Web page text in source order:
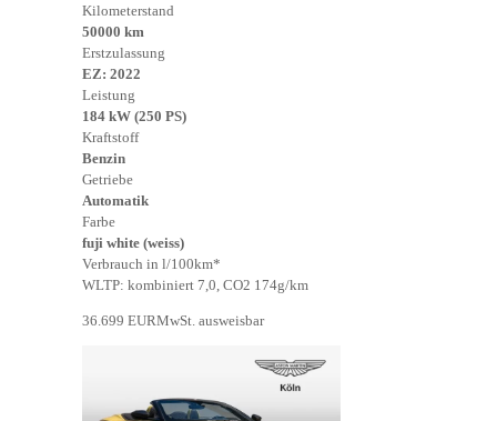
Kilometerstand
50000 km
Erstzulassung
EZ: 2022
Leistung
184 kW (250 PS)
Kraftstoff
Benzin
Getriebe
Automatik
Farbe
fuji white (weiss)
Verbrauch in l/100km*
WLTP: kombiniert 7,0, CO2 174g/km
36.699 EURMwSt. ausweisbar